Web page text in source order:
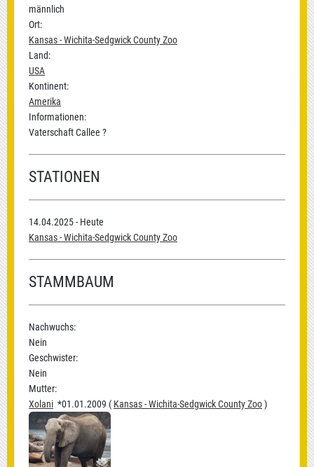
männlich
Ort:
Kansas - Wichita-Sedgwick County Zoo
Land:
USA
Kontinent:
Amerika
Informationen:
Vaterschaft Callee ?
STATIONEN
14.04.2025 - Heute
Kansas - Wichita-Sedgwick County Zoo
STAMMBAUM
Nachwuchs:
Nein
Geschwister:
Nein
Mutter:
Xolani *01.01.2009 ( Kansas - Wichita-Sedgwick County Zoo)